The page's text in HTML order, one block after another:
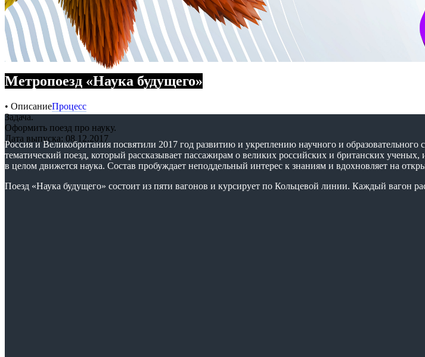
Метропоезд «Наука будущего»
• ОписаниеПроцесс
Задача.
Оформить поезд про науку.
Дата выпуска: 08.12.2017
Россия и Великобритания посвятили 2017 год развитию и укреплению научного и
тематический поезд, который рассказывает пассажирам о великих российских и британских
в целом движется наука. Состав пробуждает неподдельный интерес к знаниям и вдохновляет на
Поезд «Наука будущего» состоит из пяти вагонов и курсирует по Кольцевой линии. Каждый вагон